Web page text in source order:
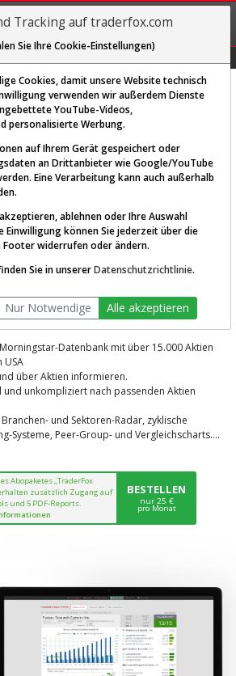
REGIS-
TRIEREN
Funktion ist nur für
Plattform von
Datenbank mit über 15.000 Aktien
USA
über Aktien informieren.
und unkompliziert nach passenden Aktien
und Sektoren-Radar, zyklische
Systeme, Peer-Group- und Vergleichscharts....
Abopaketes „TraderFox
zusätzlich Zugang auf
und 5 PDF-Reports.
BESTELLEN
nur 25 €
pro Monat
Tracking auf traderfox.com
Sie Ihre Cookie-Einstellungen)
Cookies, damit unsere Website technisch
verwenden wir außerdem Dienste
YouTube-Videos,
personalisierte Werbung.
auf Ihrem Gerät gespeichert oder
an Drittanbieter wie Google/YouTube
Eine Verarbeitung kann auch außerhalb
ablehnen oder Ihre Auswahl
Einwilligung können Sie jederzeit über die
Footer widerrufen oder ändern.
Sie in unsererDatenschutzrichtlinie.
Nur Notwendige Alle akzeptieren